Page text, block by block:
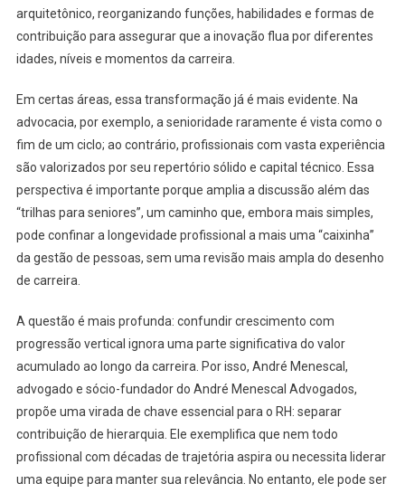
arquitetônico, reorganizando funções, habilidades e formas de
contribuição para assegurar que a inovação flua por diferentes
idades, níveis e momentos da carreira.
Em certas áreas, essa transformação já é mais evidente. Na
advocacia, por exemplo, a senioridade raramente é vista como o
fim de um ciclo; ao contrário, profissionais com vasta experiência
são valorizados por seu repertório sólido e capital técnico. Essa
perspectiva é importante porque amplia a discussão além das
“trilhas para seniores”, um caminho que, embora mais simples,
pode confinar a longevidade profissional a mais uma “caixinha”
da gestão de pessoas, sem uma revisão mais ampla do desenho
de carreira.
A questão é mais profunda: confundir crescimento com
progressão vertical ignora uma parte significativa do valor
acumulado ao longo da carreira. Por isso, André Menescal,
advogado e sócio-fundador do André Menescal Advogados,
propõe uma virada de chave essencial para o RH: separar
contribuição de hierarquia. Ele exemplifica que nem todo
profissional com décadas de trajetória aspira ou necessita liderar
uma equipe para manter sua relevância. No entanto, ele pode ser